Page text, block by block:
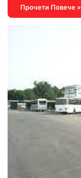
Прочети Повече »